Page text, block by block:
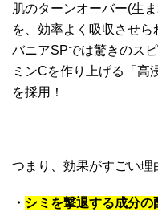
肌のターンオーバー(生
を、効率よく吸収させ
バニアSPでは驚きのス
ミンCを作り上げる「高
を採用！
つまり、効果がすごい理
・ シミを撃退する成分の